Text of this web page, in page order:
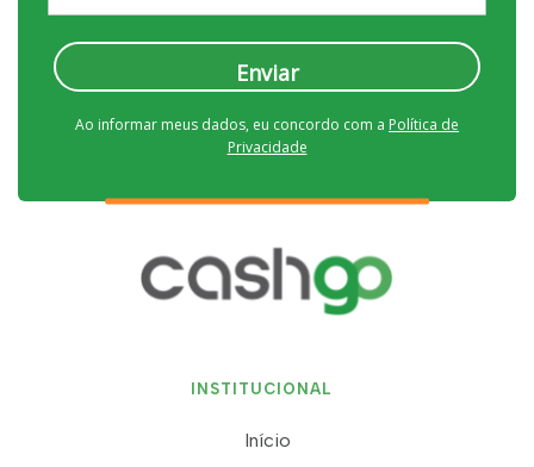
Enviar
Ao informar meus dados, eu concordo com a Política de
Privacidade
INSTITUCIONAL
Início